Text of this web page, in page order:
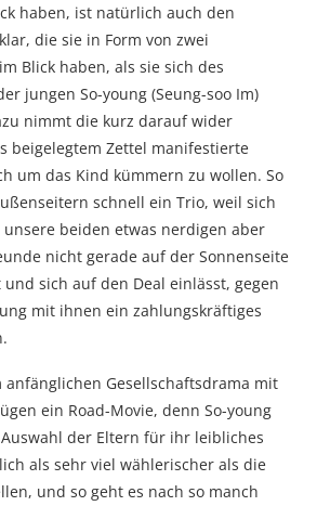
haben, ist natürlich auch den
die sie in Form von zwei
Blick haben, als sie sich des
jungen So-young (Seung-soo Im)
nimmt die kurz darauf wider
beigelegtem Zettel manifestierte
um das Kind kümmern zu wollen. So
schnell ein Trio, weil sich
unsere beiden etwas nerdigen aber
nicht gerade auf der Sonnenseite
sich auf den Deal einlässt, gegen
mit ihnen ein zahlungskräftiges
anfänglichen Gesellschaftsdrama mit
ein Road-Movie, denn So-young
der Eltern für ihr leibliches
als sehr viel wählerischer als die
und so geht es nach so manch